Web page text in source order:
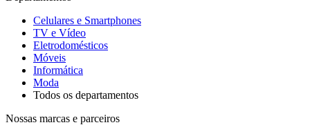
Celulares e Smartphones
TV e Vídeo
Eletrodomésticos
Móveis
Informática
Moda
Todos os departamentos
Nossas marcas e parceiros